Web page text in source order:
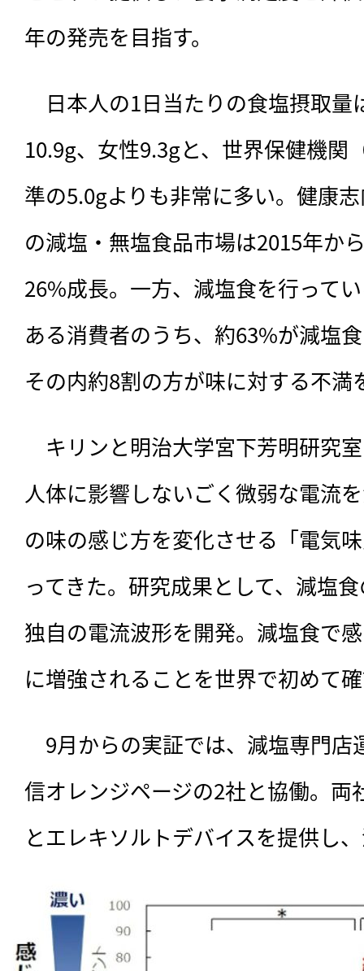
年の発売を目指す。
日本人の1日当たりの食塩摂取量
10.9g、女性9.3gと、世界保健機関
準の5.0gよりも非常に多い。健康
の減塩・無塩食品市場は2015年か
26%成長。一方、減塩食を行って
ある消費者のうち、約63%が減塩
その内約8割の方が味に対する不満
キリンと明治大学宮下芳明研究
人体に影響しないごく微弱な電流
の味の感じ方を変化させる「電気
ってきた。研究成果として、減塩
独自の電流波形を開発。減塩食で
に増強されることを世界で初めて
9月からの実証では、減塩専門店
信オレンジページの2社と協働。両
とエレキソルトデバイスを提供し